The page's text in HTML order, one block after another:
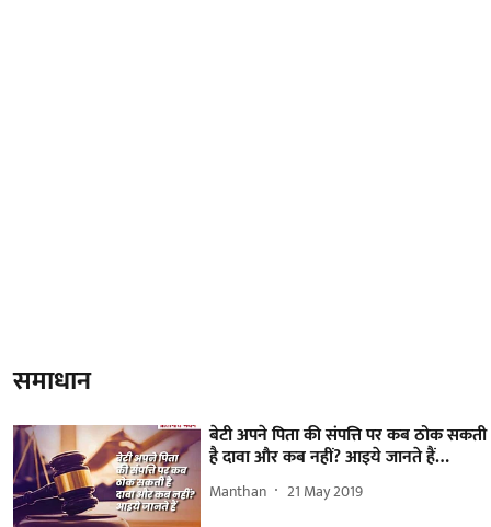
समाधान
बेटी अपने पिता की संपत्ति पर कब ठोक सकती
है दावा और कब नहीं? आइये जानते हैं…
Manthan 21 May 2019